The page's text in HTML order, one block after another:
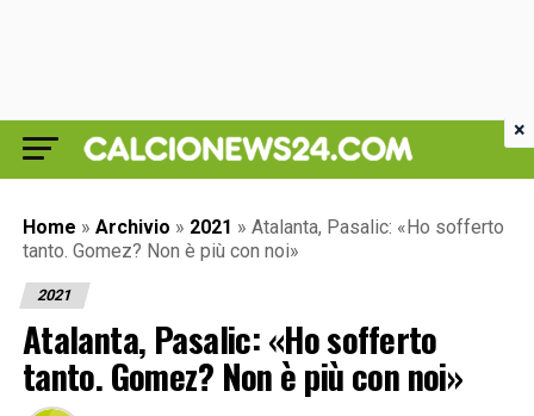
Home » Archivio » 2021 » Atalanta, Pasalic: «Ho sofferto
tanto. Gomez? Non è più con noi»
2021
Atalanta, Pasalic: «Ho sofferto
tanto. Gomez? Non è più con noi»
×